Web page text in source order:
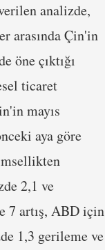
analizde,
arasında Çin'in
öne çıktığı
ticaret
mayıs
aya göre
2,1 ve
7 artış, ABD için
1,3 gerileme ve